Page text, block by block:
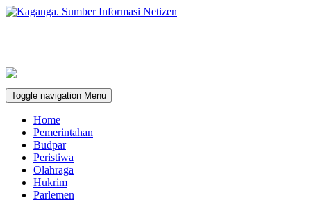
Toggle navigation Menu
Home
Pemerintahan
Budpar
Peristiwa
Olahraga
Hukrim
Parlemen